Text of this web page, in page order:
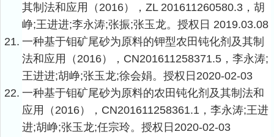
其制法和应用（ 2016）， ZL 201611260580.3 ，胡
峥;王进进;李永涛;张振;张玉龙。授权日 2019.03.08
21. 一种基于钼矿尾砂为原料的钾型农田钝化剂及其制
法和应用（ 2016）， CN201611258371.5 ，李永涛;
王进进;胡峥;张玉龙;徐会娟。授权日 2020-02-03
22. 一种基于钼矿尾砂为原料的农田钝化剂及其制法和
应用（ 2016）， CN201611258361.1 ，李永涛;王进
进;胡峥;张玉龙;任宗玲。授权日 2020-02-03